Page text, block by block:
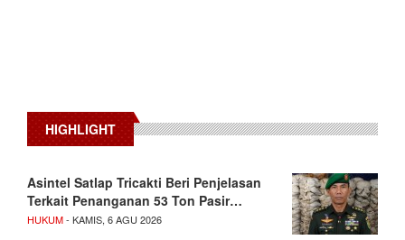
HIGHLIGHT
Asintel Satlap Tricakti Beri Penjelasan
Terkait Penanganan 53 Ton Pasir…
HUKUM- KAMIS, 6 AGU 2026